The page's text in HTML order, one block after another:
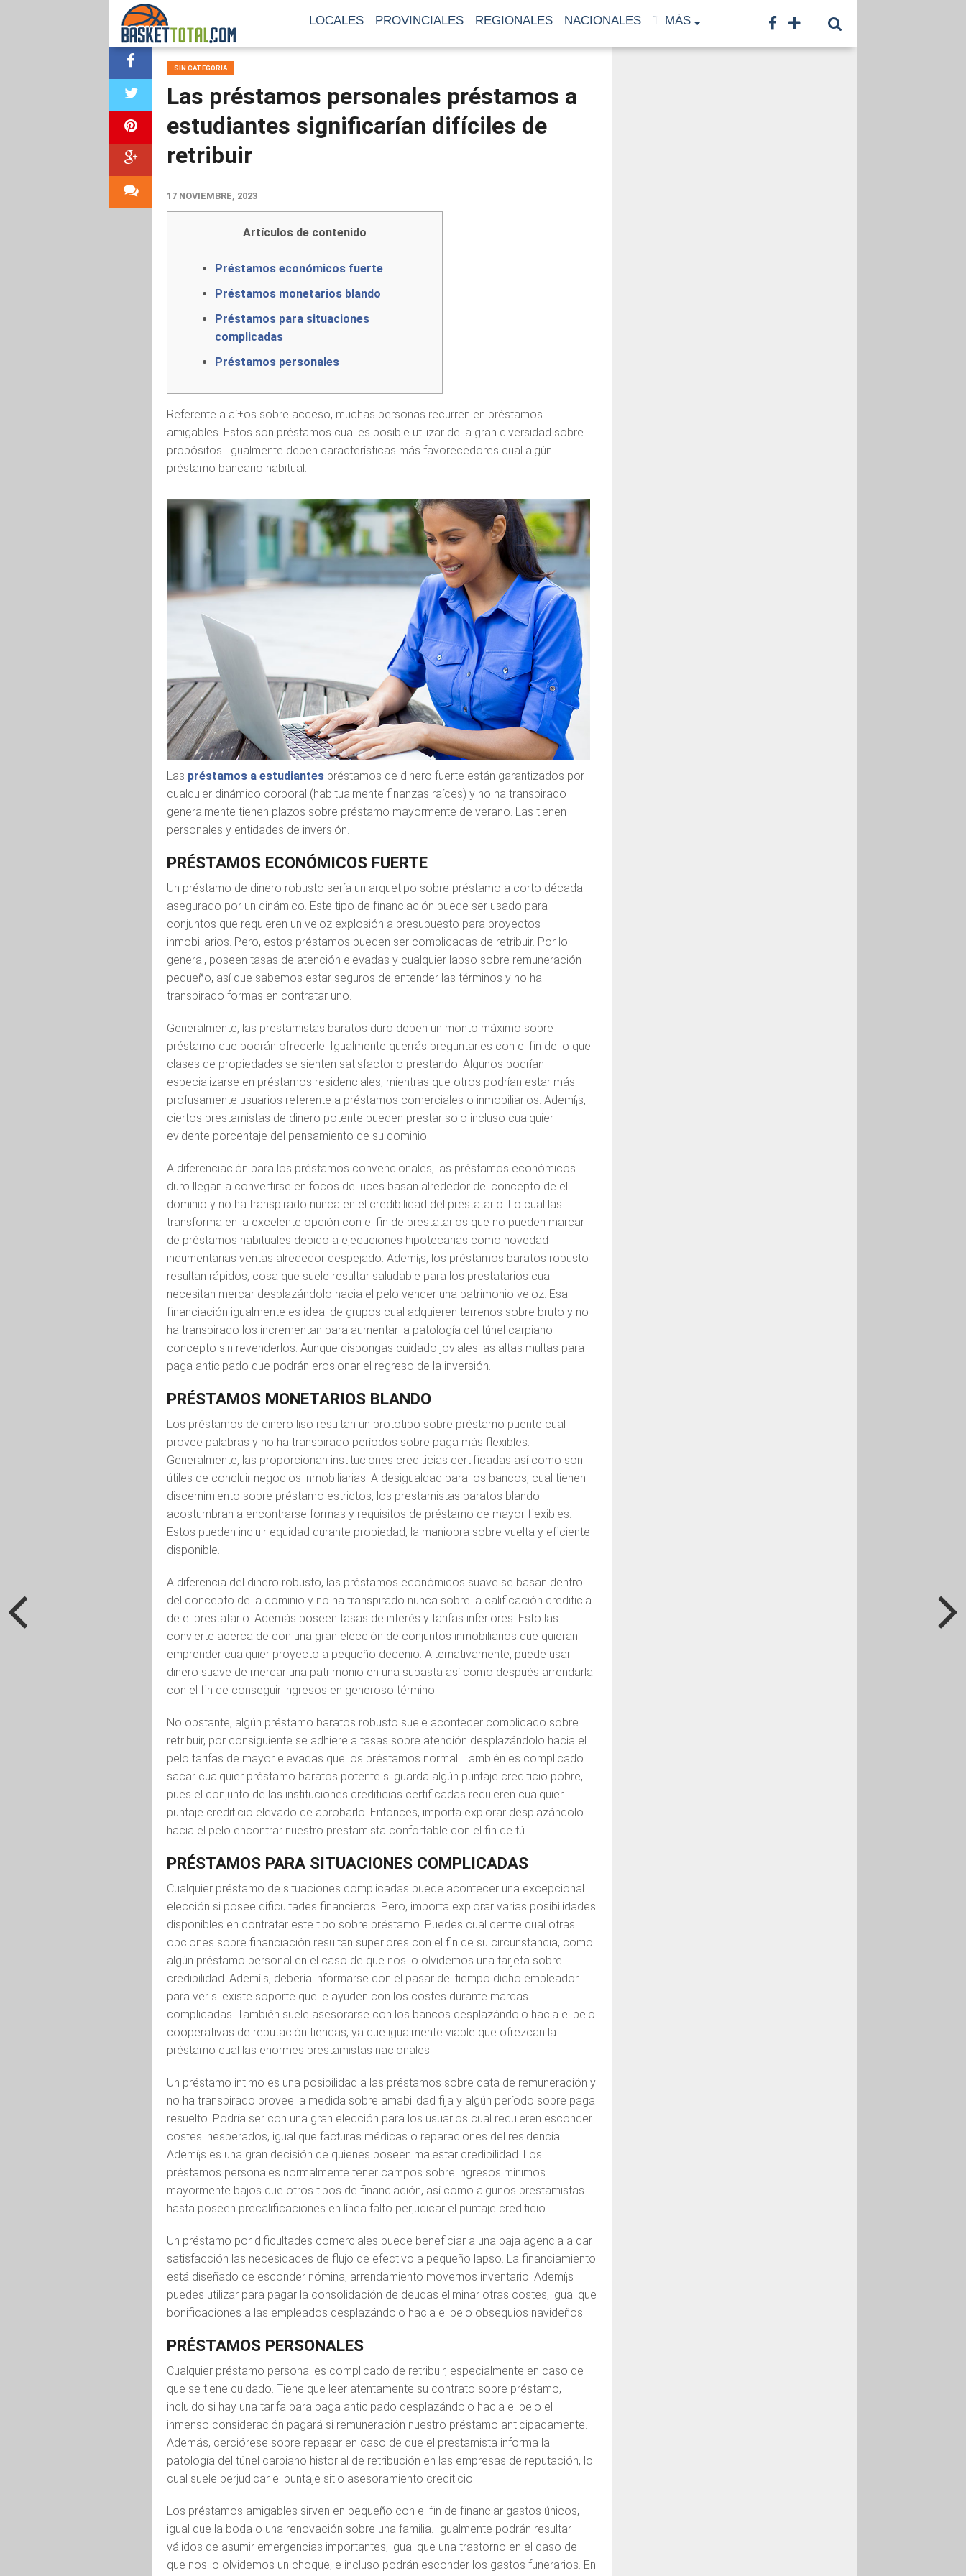
LOCALES PROVINCIALES REGIONALES NACIONALES TF TNA CONTACTO
MÁS
SIN CATEGORÍA
Las préstamos personales préstamos a
estudiantes significarían difíciles de
retribuir
17 NOVIEMBRE, 2023
Artículos de contenido
Préstamos económicos fuerte
Préstamos monetarios blando
Préstamos para situaciones
complicadas
Préstamos personales
Referente a aí±os sobre acceso, muchas personas recurren en préstamos
amigables. Estos son préstamos cual es posible utilizar de la gran diversidad sobre
propósitos. Igualmente deben características más favorecedores cual algún
préstamo bancario habitual.
Las préstamos a estudiantes préstamos de dinero fuerte están garantizados por
cualquier dinámico corporal (habitualmente finanzas raíces) y no ha transpirado
generalmente tienen plazos sobre préstamo mayormente de verano. Las tienen
personales y entidades de inversión.
PRÉSTAMOS ECONÓMICOS FUERTE
Un préstamo de dinero robusto serí­a un arquetipo sobre préstamo a corto década
asegurado por un dinámico. Este tipo de financiación puede ser usado para
conjuntos que requieren un veloz explosión a presupuesto para proyectos
inmobiliarios. Pero, estos préstamos pueden ser complicadas de retribuir. Por lo
general, poseen tasas de atención elevadas y cualquier lapso sobre remuneración
pequeño, así que sabemos estar seguros de entender las términos y no ha
transpirado formas en contratar uno.
Generalmente, las prestamistas baratos duro deben un monto máximo sobre
préstamo que podrán ofrecerle. Igualmente querrás preguntarles con el fin de lo que
clases de propiedades se sienten satisfactorio prestando. Algunos podrían
especializarse en préstamos residenciales, mientras que otros podrían estar más
profusamente usuarios ​​referente a préstamos comerciales o inmobiliarios. Ademí¡s,
ciertos prestamistas de dinero potente pueden prestar solo incluso cualquier
evidente porcentaje del pensamiento de su dominio.
A diferenciación para los préstamos convencionales, las préstamos económicos
duro llegan a convertirse en focos de luces basan alrededor del concepto de el
dominio y no ha transpirado nunca en el credibilidad del prestatario. Lo cual las
transforma en la excelente opción con el fin de prestatarios que no pueden marcar
de préstamos habituales debido a ejecuciones hipotecarias como novedad
indumentarias ventas alrededor despejado. Ademí¡s, los préstamos baratos robusto
resultan rápidos, cosa que suele resultar saludable para los prestatarios cual
necesitan mercar desplazándolo hacia el pelo vender una patrimonio veloz. Esa
financiación igualmente es ideal de grupos cual adquieren terrenos sobre bruto y no
ha transpirado los incrementan para aumentar la patologí­a del túnel carpiano
concepto sin revenderlos. Aunque dispongas cuidado joviales las altas multas para
paga anticipado que podrán erosionar el regreso de la inversión.
PRÉSTAMOS MONETARIOS BLANDO
Los préstamos de dinero liso resultan un prototipo sobre préstamo puente cual
provee palabras y no ha transpirado períodos sobre paga más flexibles.
Generalmente, las proporcionan instituciones crediticias certificadas así­ como son
útiles de concluir negocios inmobiliarias. A desigualdad para los bancos, cual tienen
discernimiento sobre préstamo estrictos, los prestamistas baratos blando
acostumbran a encontrarse formas y requisitos de préstamo de mayor flexibles.
Estos pueden incluir equidad durante propiedad, la maniobra sobre vuelta y eficiente
disponible.
A diferencia del dinero robusto, las préstamos económicos suave se basan dentro
del concepto de la dominio y no ha transpirado nunca sobre la calificación crediticia
de el prestatario. Además poseen tasas de interés y tarifas inferiores. Esto las
convierte acerca de con una gran elección de conjuntos inmobiliarios que quieran
emprender cualquier proyecto a pequeño decenio. Alternativamente, puede usar
dinero suave de mercar una patrimonio en una subasta así­ como después arrendarla
con el fin de conseguir ingresos en generoso término.
No obstante, algún préstamo baratos robusto suele acontecer complicado sobre
retribuir, por consiguiente se adhiere a tasas sobre atención desplazándolo hacia el
pelo tarifas de mayor elevadas que los préstamos normal. También es complicado
sacar cualquier préstamo baratos potente si guarda algún puntaje crediticio pobre,
pues el conjunto de las instituciones crediticias certificadas requieren cualquier
puntaje crediticio elevado de aprobarlo. Entonces, importa explorar desplazándolo
hacia el pelo encontrar nuestro prestamista confortable con el fin de tú.
PRÉSTAMOS PARA SITUACIONES COMPLICADAS
Cualquier préstamo de situaciones complicadas puede acontecer una excepcional
elección si posee dificultades financieros. Pero, importa explorar varias posibilidades
disponibles en contratar este tipo sobre préstamo. Puedes cual centre cual otras
opciones sobre financiación resultan superiores con el fin de su circunstancia, como
algún préstamo personal en el caso de que nos lo olvidemos una tarjeta sobre
credibilidad. Ademí¡s, debería informarse con el pasar del tiempo dicho empleador
para ver si existe soporte que le ayuden con los costes durante marcas
complicadas. También suele asesorarse con los bancos desplazándolo hacia el pelo
cooperativas de reputación tiendas, ya que igualmente viable que ofrezcan la
préstamo cual las enormes prestamistas nacionales.
Un préstamo intimo es una posibilidad a las préstamos sobre data de remuneración y
no ha transpirado provee la medida sobre amabilidad fija y algún período sobre paga
resuelto. Podría ser con una gran elección para los usuarios cual requieren esconder
costes inesperados, igual que facturas médicas o reparaciones del residencia.
Ademí¡s es una gran decisión de quienes poseen malestar credibilidad. Los
préstamos personales normalmente tener campos sobre ingresos mínimos
mayormente bajos que otros tipos de financiación, así­ como algunos prestamistas
hasta poseen precalificaciones en línea falto perjudicar el puntaje crediticio.
Un préstamo por dificultades comerciales puede beneficiar a una baja agencia a dar
satisfacción las necesidades de flujo de efectivo a pequeño lapso. La financiamiento
está diseñado de esconder nómina, arrendamiento movernos inventario. Ademí¡s
puedes utilizar para pagar la consolidación de deudas eliminar otras costes, igual que
bonificaciones a las empleados desplazándolo hacia el pelo obsequios navideños.
PRÉSTAMOS PERSONALES
Cualquier préstamo personal es complicado de retribuir, especialmente en caso de
que se tiene cuidado. Tiene que leer atentamente su contrato sobre préstamo,
incluido si hay una tarifa para paga anticipado desplazándolo hacia el pelo el
inmenso consideración pagará si remuneración nuestro préstamo anticipadamente.
Además, cerciórese sobre repasar en caso de que el prestamista informa la
patologí­a del túnel carpiano historial de retribución en las empresas de reputación, lo
cual suele perjudicar el puntaje sitio asesoramiento crediticio.
Los préstamos amigables sirven en pequeño con el fin de financiar gastos únicos,
igual que la boda o una renovación sobre una familia. Igualmente podrán resultar
válidos de asumir emergencias importantes, igual que una trastorno en el caso de
que nos lo olvidemos un choque, e incluso podrán esconder los gastos funerarios. En